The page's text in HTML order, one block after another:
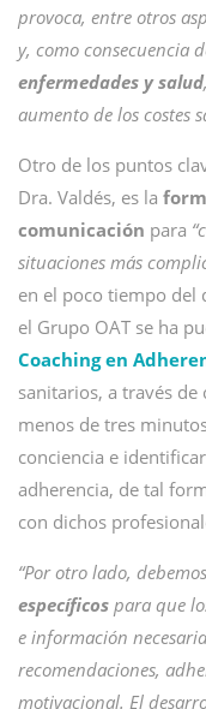
provoca, entre otros
y, como consecuencia
enfermedades y salud
aumento de los costes
Otro de los puntos
Dra. Valdés, es la
comunicación para
situaciones más
en el poco tiempo del
el Grupo OAT se ha
Coaching en
sanitarios, a través
menos de tres
conciencia e
adherencia, de tal
con dichos
“Por otro lado,
específicos para que
e información
recomendaciones,
motivacional. El